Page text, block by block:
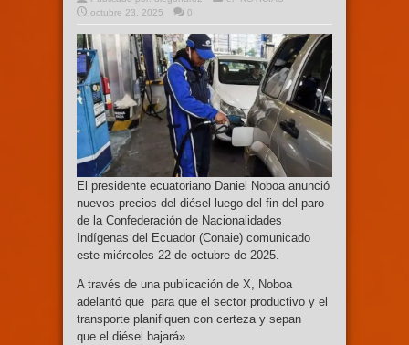
octubre 23, 2025
0
El presidente ecuatoriano Daniel Noboa anunció
nuevos precios del diésel luego del fin del paro
de la Confederación de Nacionalidades
Indígenas del Ecuador (Conaie) comunicado
este miércoles 22 de octubre de 2025.
A través de una publicación de X, Noboa
adelantó que para que el sector productivo y el
transporte planifiquen con certeza y sepan
que el diésel bajará».